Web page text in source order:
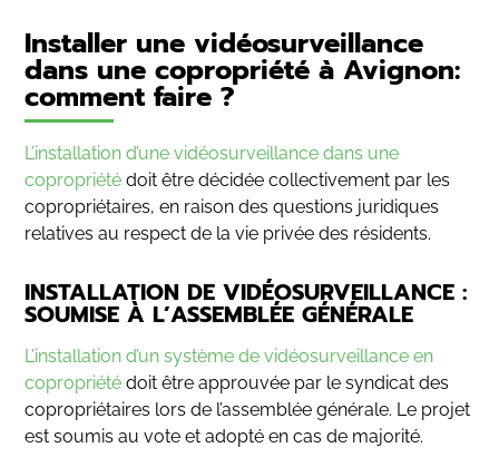
Installer une vidéosurveillance
dans une copropriété à Avignon:
comment faire ?
L’installation d’une vidéosurveillance dans une
copropriété doit être décidée collectivement par les
copropriétaires, en raison des questions juridiques
relatives au respect de la vie privée des résidents.
INSTALLATION DE VIDÉOSURVEILLANCE :
SOUMISE À L’ASSEMBLÉE GÉNÉRALE
L’installation d’un système de vidéosurveillance en
copropriété doit être approuvée par le syndicat des
copropriétaires lors de l’assemblée générale. Le projet
est soumis au vote et adopté en cas de majorité.